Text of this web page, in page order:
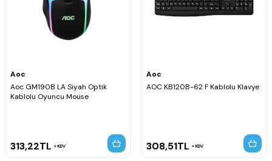
Aoc
Aoc GM190B LA Siyah Optik
Kablolu Oyuncu Mouse
313,22TL KDV
Aoc
AOC KB120B-62 F Kablolu Klavye
308,51TL KDV